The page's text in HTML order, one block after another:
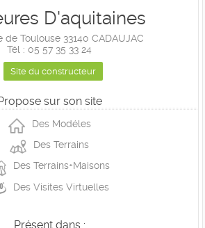
D'aquitaines
de Toulouse 33140 CADAUJAC
Tél : 05 57 35 33 24
Site du constructeur
sur son site
Des Modéles
Des Terrains
Des Terrains+Maisons
Des Visites Virtuelles
Présent dans :